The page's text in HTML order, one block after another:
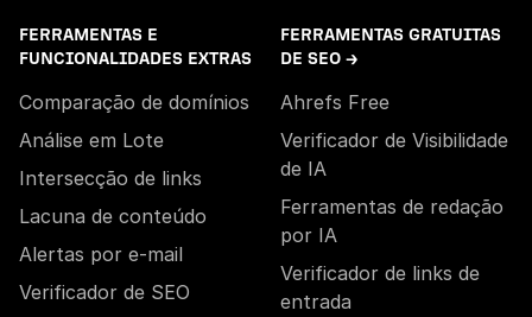
FERRAMENTAS E
FUNCIONALIDADES EXTRAS
Comparação de domínios
Análise em Lote
Intersecção de links
Lacuna de conteúdo
Alertas por e-mail
Verificador de SEO
FERRAMENTAS GRATUITAS
DE SEO →
Ahrefs Free
Verificador de Visibilidade
de IA
Ferramentas de redação
por IA
Verificador de links de
entrada